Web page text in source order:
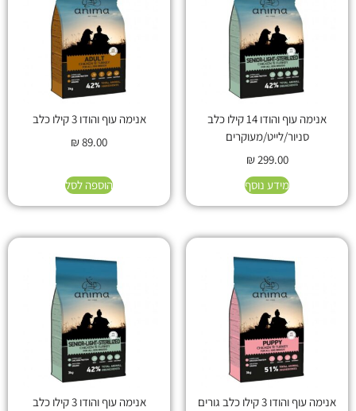
אנימה עוף והודו 14 קילו כלב
סניור/לייט/מעוקרים
₪299.00
מידע נוסף
אנימה עוף והודו 3 קילו כלב
₪89.00
הוספה לסל
אנימה עוף והודו 3 קילו כלב גורים
אנימה עוף והודו 3 קילו כלב